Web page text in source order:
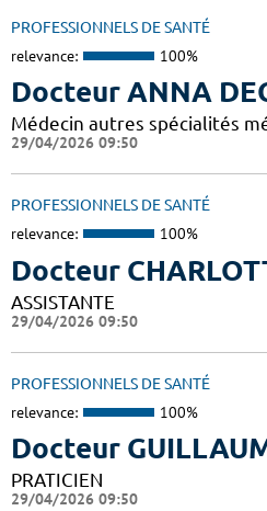
PROFESSIONNELS DE SANTÉ
relevance: 100%
Docteur ANNA
Médecin autres spécialités
29/04/2026 09:50
PROFESSIONNELS DE SANTÉ
relevance: 100%
Docteur
ASSISTANTE
29/04/2026 09:50
PROFESSIONNELS DE SANTÉ
relevance: 100%
Docteur
PRATICIEN
29/04/2026 09:50